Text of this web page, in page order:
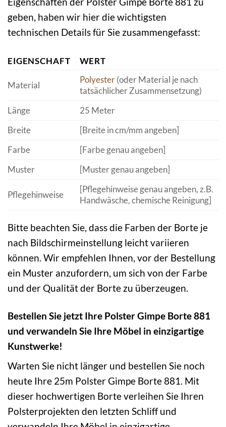
geben, haben wir hier die wichtigsten
technischen Details für Sie zusammengefasst:
EIGENSCHAFT WERT
Material
Polyester(oder Material je nach
tatsächlicher Zusammensetzung)
Länge
25 Meter
Breite
[Breite in cm/mm angeben]
Farbe
[Farbe genau angeben]
Muster
[Muster genau angeben]
Pflegehinweise
[Pflegehinweise genau angeben, z.B.
Handwäsche, chemische Reinigung]
Bitte beachten Sie, dass die Farben der Borte je
nach Bildschirmeinstellung leicht variieren
können. Wir empfehlen Ihnen, vor der Bestellung
ein Muster anzufordern, um sich von der Farbe
und der Qualität der Borte zu überzeugen.
Bestellen Sie jetzt Ihre Polster Gimpe Borte 881
und verwandeln Sie Ihre Möbel in einzigartige
Kunstwerke!
Warten Sie nicht länger und bestellen Sie noch
heute Ihre 25m Polster Gimpe Borte 881. Mit
dieser hochwertigen Borte verleihen Sie Ihren
Polsterprojekten den letzten Schliff und